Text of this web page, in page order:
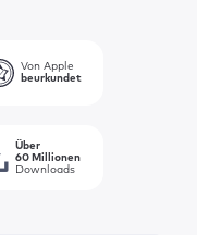
Von Apple
beurkundet
Über
60 Millionen
Downloads